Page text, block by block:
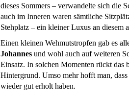
dieses Sommers – verwandelte sich die
auch im Inneren waren sämtliche
Stehplatz – ein kleiner Luxus an diesem
Einen kleinen Wehmutstropfen gab es
Johannes und wohl auch auf weiteren
Einsatz. In solchen Momenten rückt das
Hintergrund. Umso mehr hofft man,
wieder gut erholt haben.